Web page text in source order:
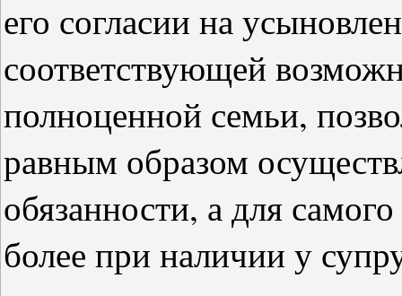
его согласии на
соответствующей
полноценной семьи,
равным образом
обязанности, а для
более при наличии у